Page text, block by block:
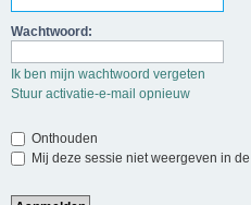
Wachtwoord:
Ik ben mijn wachtwoord vergeten
Stuur activatie-e-mail opnieuw
Onthouden
Mij deze sessie niet weergeven in